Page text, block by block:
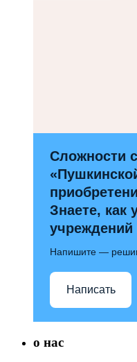
Сложности
Знаете, как
учреждений
Напишите —
Написать
о нас